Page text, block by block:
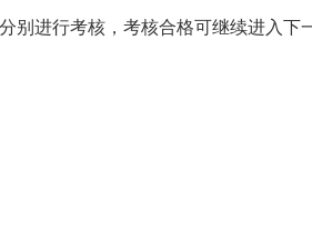
别进行考核，考核合格可继续进入下